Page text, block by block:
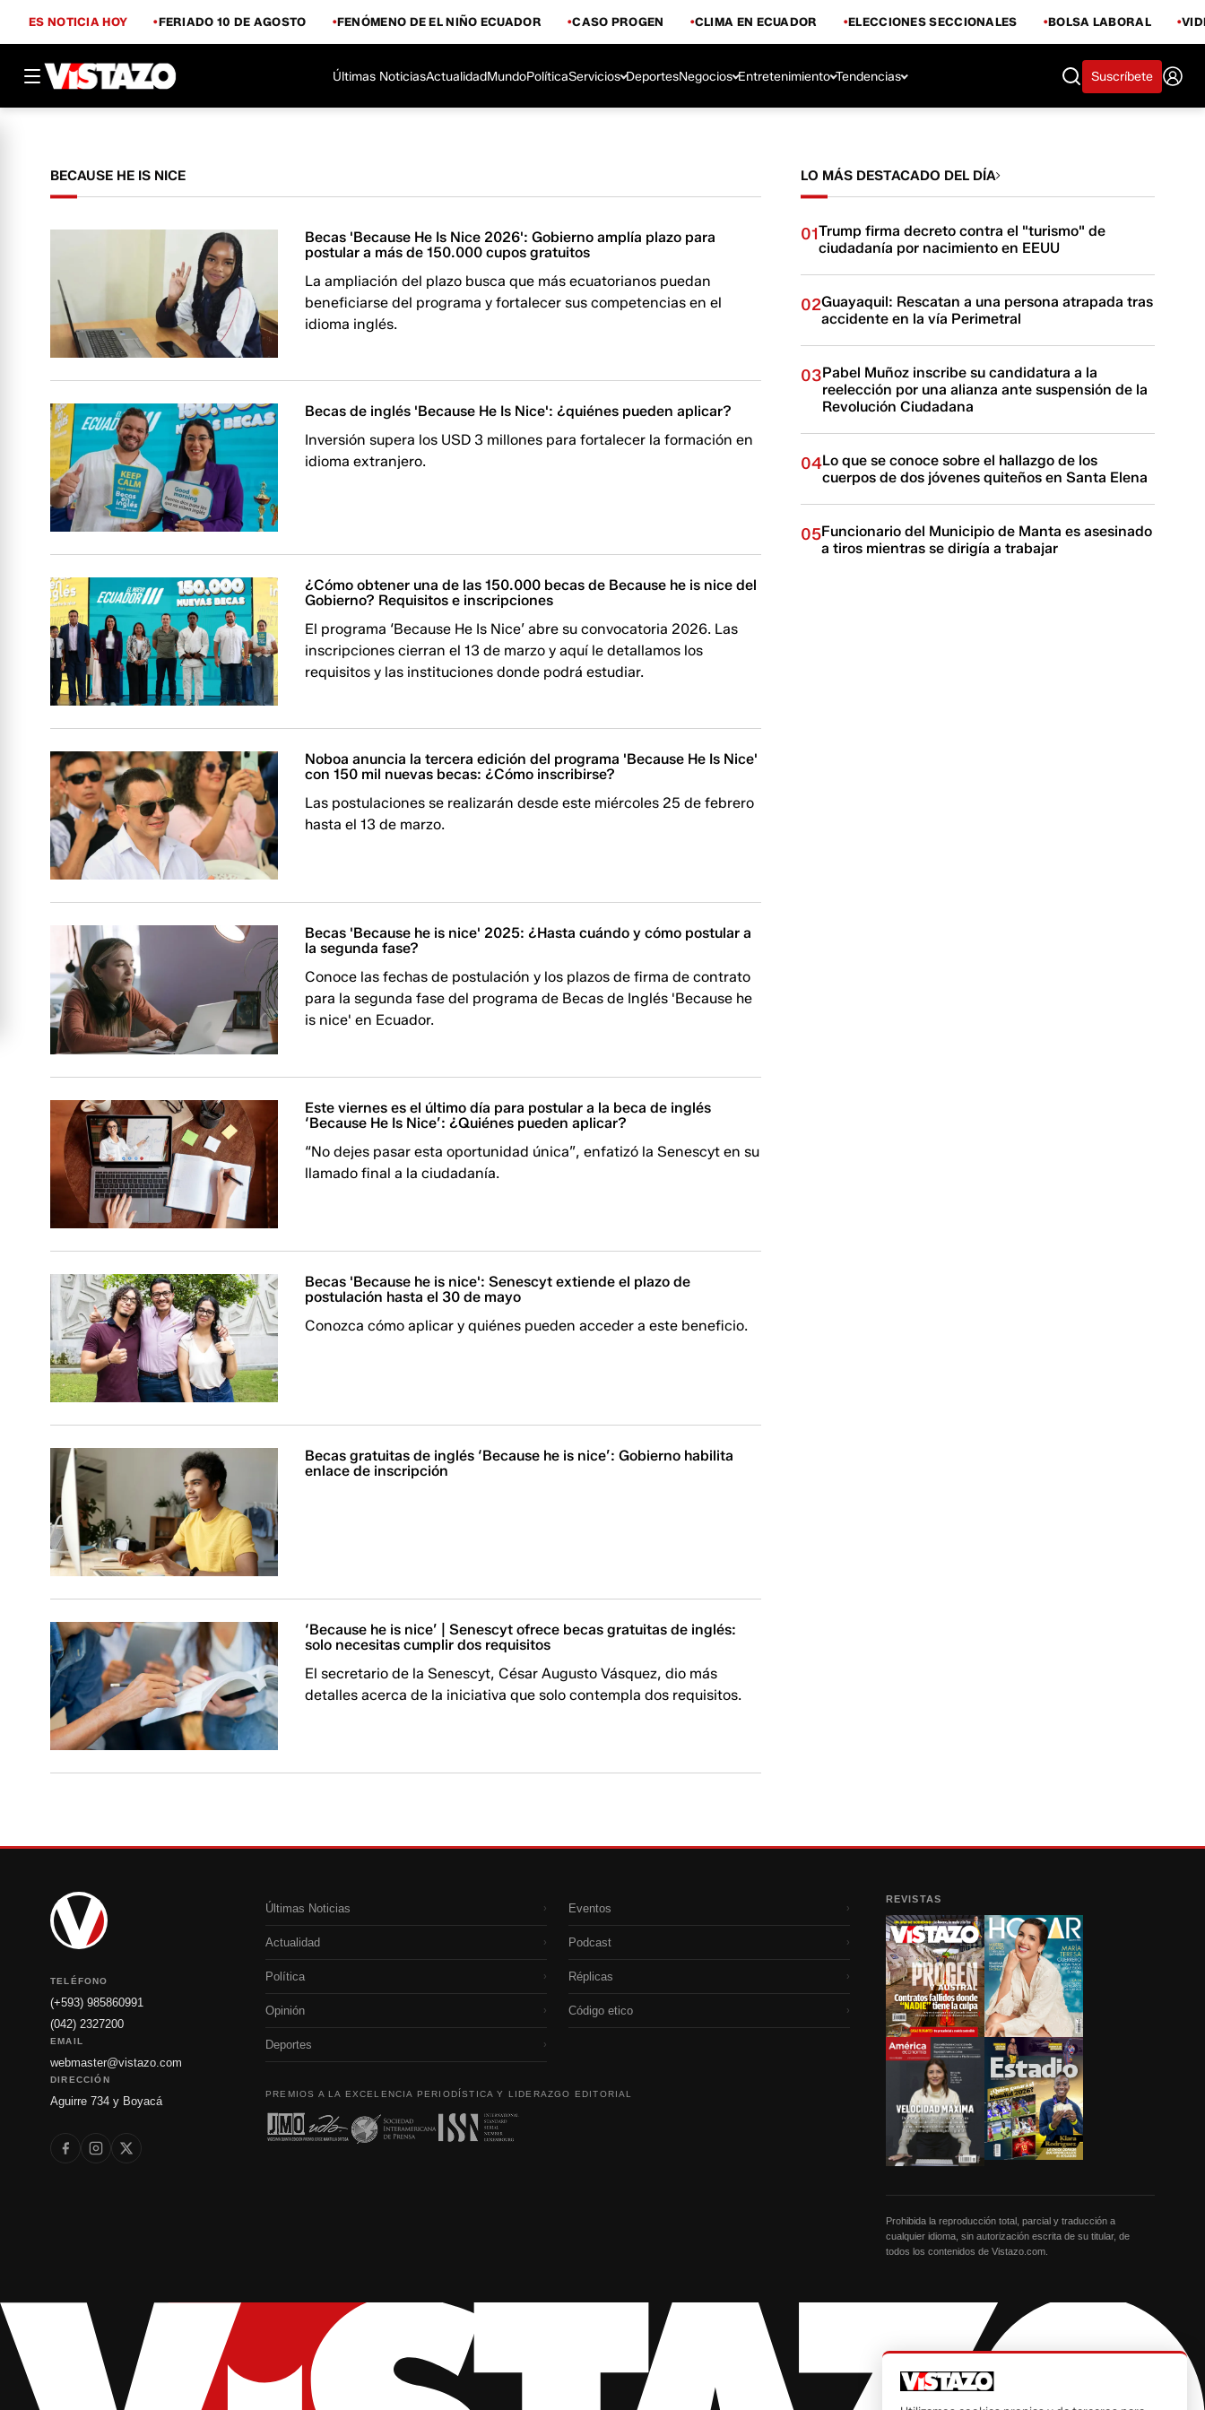
ES NOTICIA HOY FERIADO 10 DE AGOSTO FENÓMENO DE EL NIÑO ECUADOR CASO PROGEN CLIMA EN ECUADOR ELECCIONES SECCIONALES BOLSA LABORAL
Últimas NoticiasActualidadMundoPolíticaServicios DeportesNegocios Entretenimiento Tendencias Suscríbete
BECAUSE HE IS NICE
Becas 'Because He Is Nice 2026': Gobierno amplía plazo para
postular a más de 150.000 cupos gratuitos
La ampliación del plazo busca que más ecuatorianos puedan
beneficiarse del programa y fortalecer sus competencias en el
idioma inglés.
Becas de inglés 'Because He Is Nice': ¿quiénes pueden aplicar?
Inversión supera los USD 3 millones para fortalecer la formación en
idioma extranjero.
¿Cómo obtener una de las 150.000 becas de Because he is nice del
Gobierno? Requisitos e inscripciones
El programa ‘Because He Is Nice’ abre su convocatoria 2026. Las
inscripciones cierran el 13 de marzo y aquí le detallamos los
requisitos y las instituciones donde podrá estudiar.
Noboa anuncia la tercera edición del programa 'Because He Is Nice'
con 150 mil nuevas becas: ¿Cómo inscribirse?
Las postulaciones se realizarán desde este miércoles 25 de febrero
hasta el 13 de marzo.
Becas 'Because he is nice' 2025: ¿Hasta cuándo y cómo postular a
la segunda fase?
Conoce las fechas de postulación y los plazos de firma de contrato
para la segunda fase del programa de Becas de Inglés 'Because he
is nice' en Ecuador.
Este viernes es el último día para postular a la beca de inglés
‘Because He Is Nice’: ¿Quiénes pueden aplicar?
“No dejes pasar esta oportunidad única”, enfatizó la Senescyt en su
llamado final a la ciudadanía.
Becas 'Because he is nice': Senescyt extiende el plazo de
postulación hasta el 30 de mayo
Conozca cómo aplicar y quiénes pueden acceder a este beneficio.
Becas gratuitas de inglés ‘Because he is nice’: Gobierno habilita
enlace de inscripción
‘Because he is nice’ | Senescyt ofrece becas gratuitas de inglés:
solo necesitas cumplir dos requisitos
El secretario de la Senescyt, César Augusto Vásquez, dio más
detalles acerca de la iniciativa que solo contempla dos requisitos.
LO MÁS DESTACADO DEL DÍA
01Trump firma decreto contra el "turismo" de
ciudadanía por nacimiento en EEUU
02Guayaquil: Rescatan a una persona atrapada tras
accidente en la vía Perimetral
03Pabel Muñoz inscribe su candidatura a la
reelección por una alianza ante suspensión de la
Revolución Ciudadana
04Lo que se conoce sobre el hallazgo de los
cuerpos de dos jóvenes quiteños en Santa Elena
05Funcionario del Municipio de Manta es asesinado
a tiros mientras se dirigía a trabajar
TELÉFONO
(+593) 985860991
(042) 2327200
EMAIL
webmaster@vistazo.com
DIRECCIÓN
Aguirre 734 y Boyacá
Últimas Noticias ›
Actualidad ›
Política ›
Opinión ›
Deportes ›
Eventos ›
Podcast ›
Réplicas ›
Código etico ›
PREMIOS A LA EXCELENCIA PERIODÍSTICA Y LIDERAZGO EDITORIAL
REVISTAS
Prohibida la reproducción total, parcial y traducción a
cualquier idioma, sin autorización escrita de su titular, de
todos los contenidos de Vistazo.com.